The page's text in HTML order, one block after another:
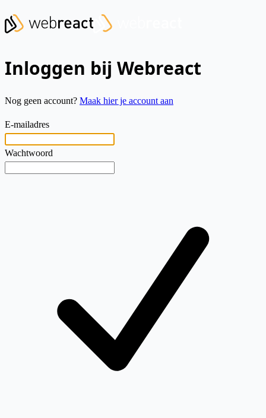
Inloggen bij Webreact
Nog geen account? Maak hier je account aan
E-mailadres
Wachtwoord